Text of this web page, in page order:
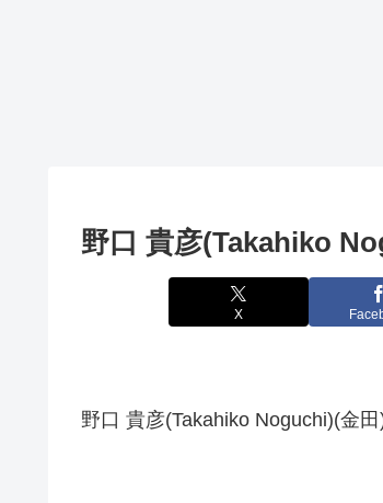
野口 貴彦(Takahiko
X
野口 貴彦(Takahiko Noguchi)(金田